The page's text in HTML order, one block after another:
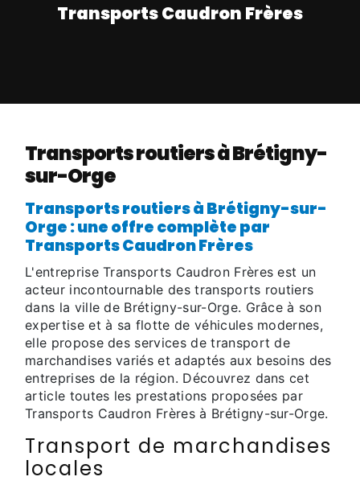
Transports Caudron Frères
Transports routiers à Brétigny-
sur-Orge
Transports routiers à Brétigny-sur-
Orge : une offre complète par
Transports Caudron Frères
L'entreprise Transports Caudron Frères est un
acteur incontournable des transports routiers
dans la ville de Brétigny-sur-Orge. Grâce à son
expertise et à sa flotte de véhicules modernes,
elle propose des services de transport de
marchandises variés et adaptés aux besoins des
entreprises de la région. Découvrez dans cet
article toutes les prestations proposées par
Transports Caudron Frères à Brétigny-sur-Orge.
Transport de marchandises
locales